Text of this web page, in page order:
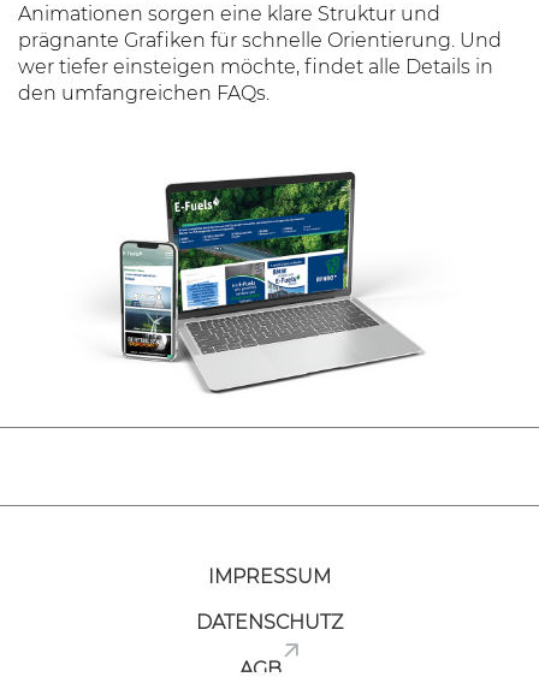
Animationen sorgen eine klare Struktur und
prägnante Grafiken für schnelle Orientierung. Und
wer tiefer einsteigen möchte, findet alle Details in
den umfangreichen FAQs.
IMPRESSUM
DATENSCHUTZ
AGB